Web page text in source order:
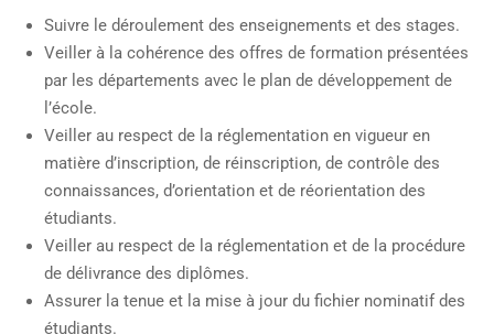
Suivre le déroulement des enseignements et des stages.
Veiller à la cohérence des offres de formation présentées
par les départements avec le plan de développement de
l’école.
Veiller au respect de la réglementation en vigueur en
matière d’inscription, de réinscription, de contrôle des
connaissances, d’orientation et de réorientation des
étudiants.
Veiller au respect de la réglementation et de la procédure
de délivrance des diplômes.
Assurer la tenue et la mise à jour du fichier nominatif des
étudiants.